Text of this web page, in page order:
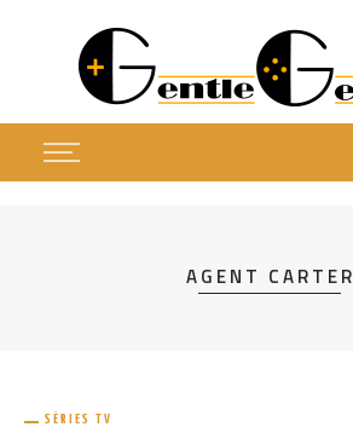
AGENT CARTER
SÉRIES TV